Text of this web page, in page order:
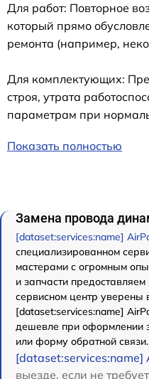
Для работ: Повторное
который прямо
ремонта (например,
Для комплектующих:
строя, утрата
параметрам при
Показать полностью
Замена провода
[dataset:services:name]
специализированном
мастерами с огромным
и запчасти
сервисном центр уверены
[dataset:services:name]
дешевле при оформлении
или форму обратной связи.
[dataset:services:name]
выезде, если не